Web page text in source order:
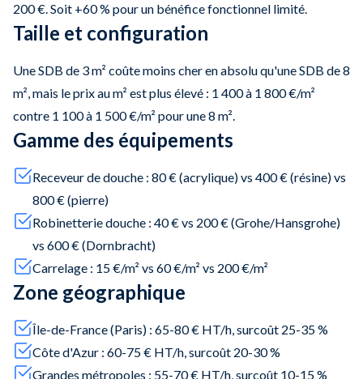
200 €. Soit +60 % pour un bénéfice fonctionnel limité.
Taille et configuration
Une SDB de 3 m² coûte moins cher en absolu qu'une SDB de 8
m², mais le prix au m² est plus élevé : 1 400 à 1 800 €/m²
contre 1 100 à 1 500 €/m² pour une 8 m².
Gamme des équipements
Receveur de douche : 80 € (acrylique) vs 400 € (résine) vs
800 € (pierre)
Robinetterie douche : 40 € vs 200 € (Grohe/Hansgrohe)
vs 600 € (Dornbracht)
Carrelage : 15 €/m² vs 60 €/m² vs 200 €/m²
Zone géographique
Île-de-France (Paris) : 65-80 € HT/h, surcoût 25-35 %
Côte d'Azur : 60-75 € HT/h, surcoût 20-30 %
Grandes métropoles : 55-70 € HT/h, surcoût 10-15 %